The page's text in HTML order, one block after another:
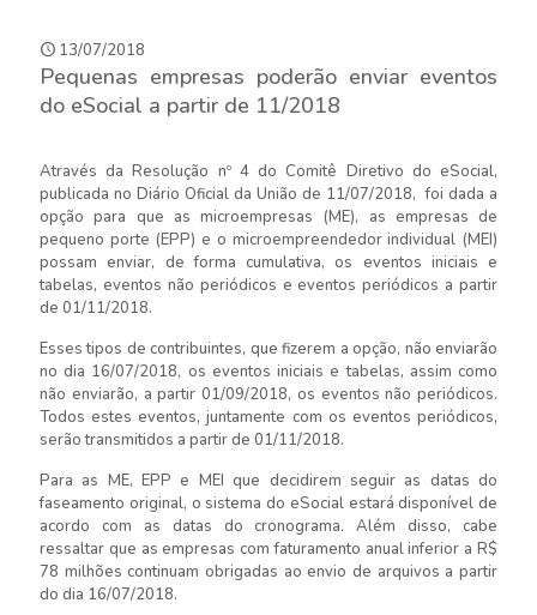
13/07/2018
Pequenas empresas poderão enviar eventos
do eSocial a partir de 11/2018
Através da Resolução nº 4 do Comitê Diretivo do eSocial,
publicada no Diário Oficial da União de 11/07/2018, foi dada a
opção para que as microempresas (ME), as empresas de
pequeno porte (EPP) e o microempreendedor individual (MEI)
possam enviar, de forma cumulativa, os eventos iniciais e
tabelas, eventos não periódicos e eventos periódicos a partir
de 01/11/2018.
Esses tipos de contribuintes, que fizerem a opção, não enviarão
no dia 16/07/2018, os eventos iniciais e tabelas, assim como
não enviarão, a partir 01/09/2018, os eventos não periódicos.
Todos estes eventos, juntamente com os eventos periódicos,
serão transmitidos a partir de 01/11/2018.
Para as ME, EPP e MEI que decidirem seguir as datas do
faseamento original, o sistema do eSocial estará disponível de
acordo com as datas do cronograma. Além disso, cabe
ressaltar que as empresas com faturamento anual inferior a R$
78 milhões continuam obrigadas ao envio de arquivos a partir
do dia 16/07/2018.